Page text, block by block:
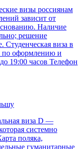
визы россиянам
зависит от
Наличие
решение
Студенческая виза в
по оформлению и
19:00 часов Телефон
виза D —
системно
поляка,
гуманитарные